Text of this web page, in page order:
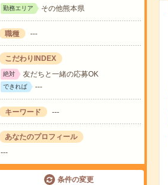
勤務エリア その他熊本県
職種 ---
こだわりINDEX
絶対 友だちと一緒の応募OK
できれば ---
キーワード ---
あなたのプロフィール
---
条件の変更